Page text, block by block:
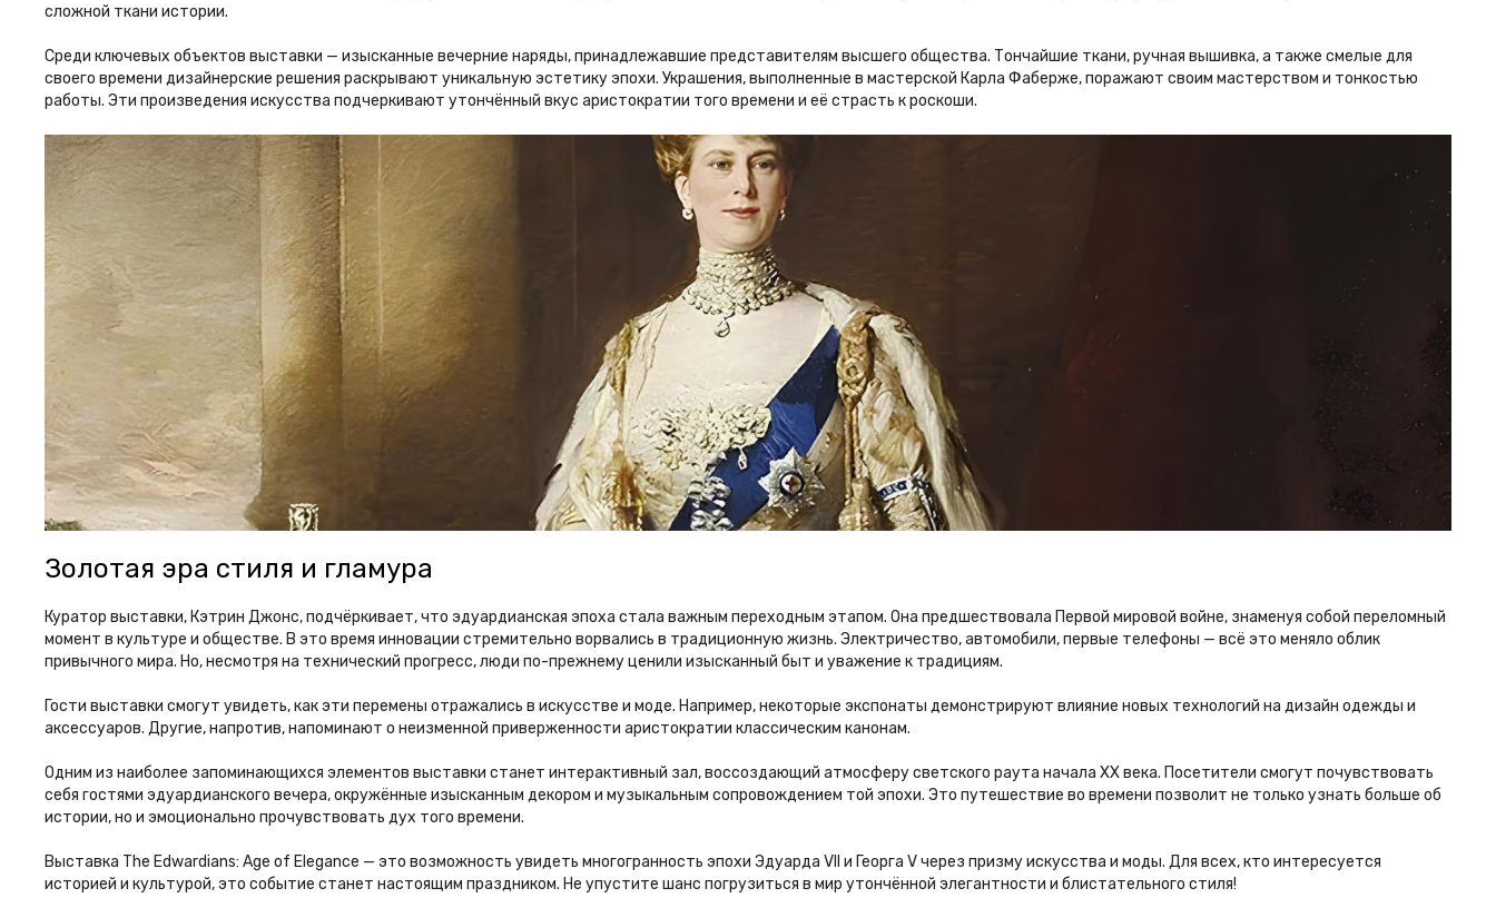
сложной ткани истории.
Среди ключевых объектов выставки — изысканные вечерние наряды, принадлежавшие представителям высшего общества. Тончайшие ткани, ручная вышивка, а также смелые для
своего времени дизайнерские решения раскрывают уникальную эстетику эпохи. Украшения, выполненные в мастерской Карла Фаберже, поражают своим мастерством и тонкостью
работы. Эти произведения искусства подчеркивают утончённый вкус аристократии того времени и её страсть к роскоши.
Золотая эра стиля и гламура
Куратор выставки, Кэтрин Джонс, подчёркивает, что эдуардианская эпоха стала важным переходным этапом. Она предшествовала Первой мировой войне, знаменуя собой переломный
момент в культуре и обществе. В это время инновации стремительно ворвались в традиционную жизнь. Электричество, автомобили, первые телефоны — всё это меняло облик
привычного мира. Но, несмотря на технический прогресс, люди по-прежнему ценили изысканный быт и уважение к традициям.
Гости выставки смогут увидеть, как эти перемены отражались в искусстве и моде. Например, некоторые экспонаты демонстрируют влияние новых технологий на дизайн одежды и
аксессуаров. Другие, напротив, напоминают о неизменной приверженности аристократии классическим канонам.
Одним из наиболее запоминающихся элементов выставки станет интерактивный зал, воссоздающий атмосферу светского раута начала XX века. Посетители смогут почувствовать
себя гостями эдуардианского вечера, окружённые изысканным декором и музыкальным сопровождением той эпохи. Это путешествие во времени позволит не только узнать больше об
истории, но и эмоционально прочувствовать дух того времени.
Выставка The Edwardians: Age of Elegance — это возможность увидеть многогранность эпохи Эдуарда VII и Георга V через призму искусства и моды. Для всех, кто интересуется
историей и культурой, это событие станет настоящим праздником. Не упустите шанс погрузиться в мир утончённой элегантности и блистательного стиля!